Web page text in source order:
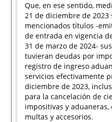
Que, en ese sentido,
21 de diciembre de 2023
mencionados títulos -
de entrada en vigencia
31 de marzo de 2024-
tuvieran deudas por
registro de ingreso
servicios efectivamente
diciembre de 2023,
para la cancelación de
impositivas y aduaneras,
multas y accesorios.